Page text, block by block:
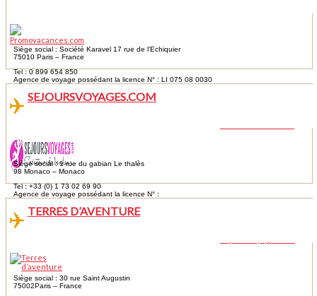
Siège social : Société Karavel 17 rue de l’Echiquier
75010 Paris – France
Tel : 0 899 654 850
Agence de voyage possédant la licence N° : LI 075 08 0030
SEJOURSVOYAGES.COM
Siège social : 1 rue du gabian Le thalès
98 Monaco – Monaco
Tel : +33 (0) 1 73 02 69 90
Agence de voyage possédant la licence N° :
TERRES D’AVENTURE
Siège social : 30 rue Saint Augustin
75002Paris – France